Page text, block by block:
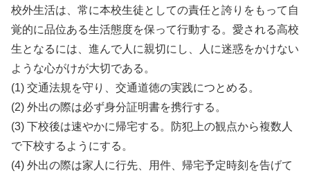
校外生活は、常に本校生徒としての責任と誇りをもって自
覚的に品位ある生活態度を保って行動する。愛される高校
生となるには、進んで人に親切にし、人に迷惑をかけない
ような心がけが大切である。
(1) 交通法規を守り、交通道徳の実践につとめる。
(2) 外出の際は必ず身分証明書を携行する。
(3) 下校後は速やかに帰宅する。防犯上の観点から複数人
で下校するようにする。
(4) 外出の際は家人に行先、用件、帰宅予定時刻を告げて